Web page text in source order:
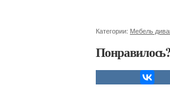
Категории: Мебель